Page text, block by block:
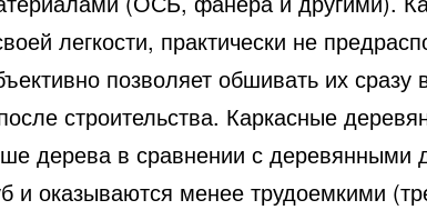
легкости, практически не
позволяет обшивать их сразу
строительства. Каркасные
дерева в сравнении с деревянными
и оказываются менее трудоемкими